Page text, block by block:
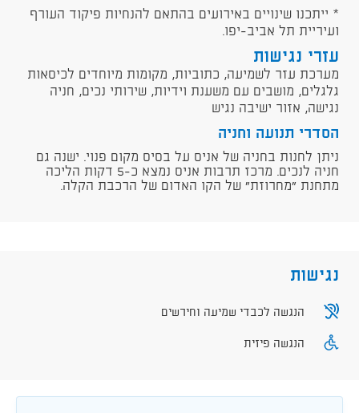
* ייתכנו שינויים באירועים בהתאם להנחיות פיקוד העורף
ועיריית תל אביב-יפו.
עזרי נגישות
מערכת עזר לשמיעה, כתוביות, מקומות מיוחדים לכיסאות
גלגלים, מושבים עם משענת וידיות, שירותי נכים, חניה
נגישה, אזור ישיבה נגיש
הסדרי תנועה וחניה
ניתן לחנות בחניה של אניס על בסיס מקום פנוי. ישנה גם
חניה לנכים. מרכז תרבות אניס נמצא כ-5 דקות הליכה
מתחנת "מחרוזת" של הקו האדום של הרכבת הקלה.
נגישות
הנגשה לכבדי שמיעה וחירשים
הנגשה פיזית